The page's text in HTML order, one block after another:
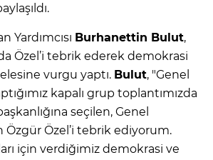
Yardımcısı Burhanettin Bulut,
Özel’i tebrik ederek demokrasi
vurgu yaptı. Bulut, "Genel
kapalı grup toplantımızda
seçilen, Genel
Özgür Özel’i tebrik ediyorum.
için verdiğimiz demokrasi ve